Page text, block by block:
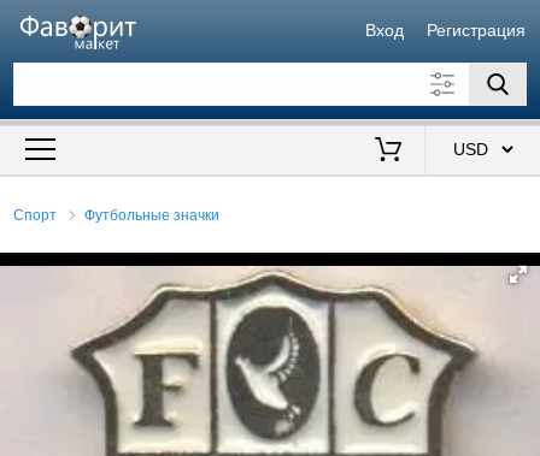
Вход Регистрация
Искать также в описании
Спорт Футбольные значки